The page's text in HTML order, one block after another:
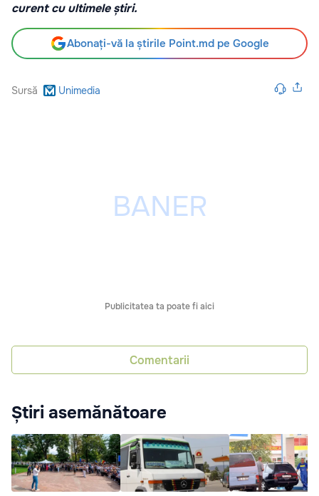
curent cu ultimele știri.
Abonați-vă la știrile Point.md pe Google
Sursă Unimedia
Publicitatea ta poate fi aici
Comentarii
Știri asemănătoare